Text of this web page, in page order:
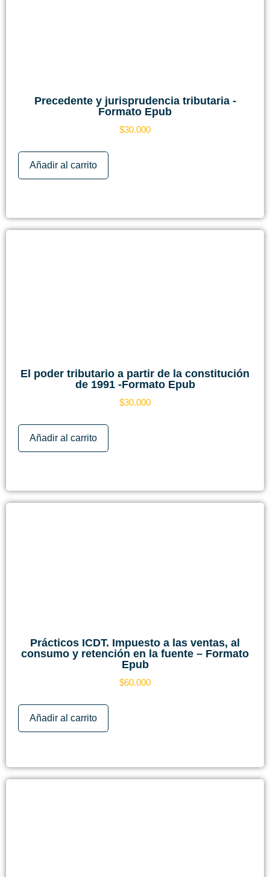
Precedente y jurisprudencia tributaria -
Formato Epub
$30.000
Añadir al carrito
El poder tributario a partir de la constitución
de 1991 -Formato Epub
$30.000
Añadir al carrito
Prácticos ICDT. Impuesto a las ventas, al
consumo y retención en la fuente – Formato
Epub
$60.000
Añadir al carrito